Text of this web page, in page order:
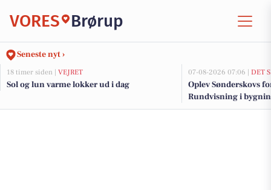
VORES Brørup
Seneste nyt ›
18 timer siden | VEJRET
Sol og lun varme lokker ud i dag
07-08-2026 07:06 | DET
Oplev Sønderskovs
Rundvisning i